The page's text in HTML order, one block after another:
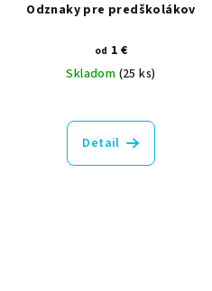
Odznaky pre predškolákov
od 1 €
Skladom (25 ks)
Detail